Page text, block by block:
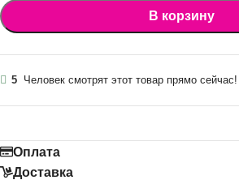
В корзину
5 Человек смотрят этот товар прямо сейчас!
Оплата
Доставка